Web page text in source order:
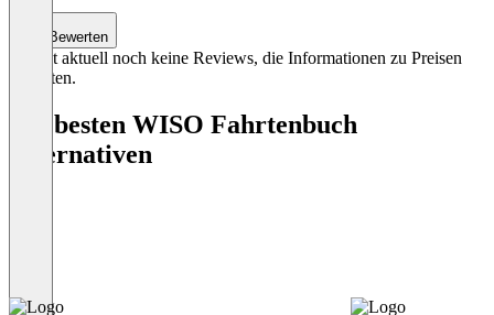
Bewerten
Es gibt aktuell noch keine Reviews, die Informationen zu Preisen
enthalten.
Die besten WISO Fahrtenbuch
Alternativen